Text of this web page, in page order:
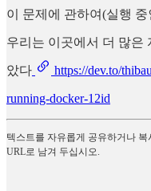
이 문제에 관하여(실행
우리는 이곳에서 더 많은
았다 https://dev.to/
running-docker-12id
텍스트를 자유롭게 공유하거나
URL로 남겨 두십시오.